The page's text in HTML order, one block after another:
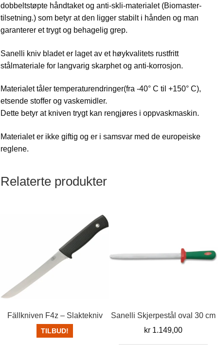
dobbeltstøpte håndtaket og anti-skli-materialet (Biomaster-
tilsetning.) som betyr at den ligger stabilt i hånden og man
garanterer et trygt og behagelig grep.
Sanelli kniv bladet er laget av et høykvalitets rustfritt
stålmateriale for langvarig skarphet og anti-korrosjon.
Materialet tåler temperaturendringer(fra -40° C til +150° C),
etsende stoffer og vaskemidler.
Dette betyr at kniven trygt kan rengjøres i oppvaskmaskin.
Materialet er ikke giftig og er i samsvar med de europeiske
reglene.
Relaterte produkter
Fällkniven F4z – Slaktekniv
TILBUD!
Sanelli Skjerpestål oval 30 cm
kr 1.149,00